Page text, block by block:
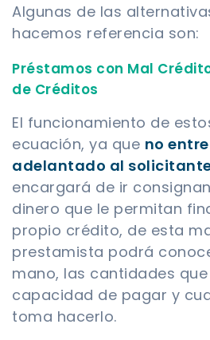
Algunas de las
hacemos referencia son:
Préstamos con Mal
de Créditos
El funcionamiento de
ecuación, ya que no
adelantado al
encargará de ir
dinero que le permitan
propio crédito, de esta
prestamista podrá
mano, las cantidades
capacidad de pagar y
toma hacerlo.